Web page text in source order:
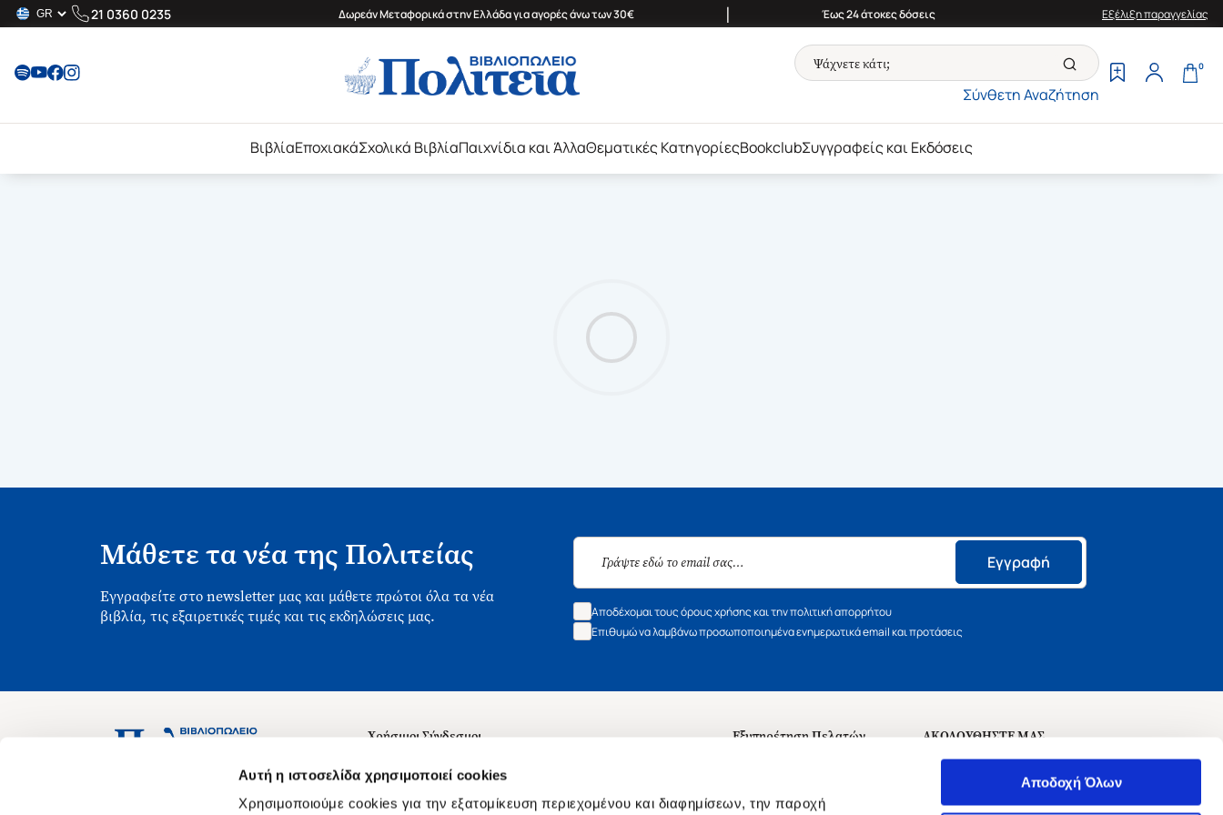
Αυτή η ιστοσελίδα χρησιμοποιεί cookies
Χρησιμοποιούμε cookies για την εξατομίκευση περιεχομένου και διαφημίσεων, την παροχή
Αποδοχή Όλων
21 0360 0235 Δωρεάν Μεταφορικά στην Ελλάδα για αγορές άνω των 30€ | Έως 24 άτοκες δόσεις Εξέλιξη παραγγελίας
Σύνθετη Αναζήτηση
0
ΒιβλίαΕποχιακάΣχολικά ΒιβλίαΠαιχνίδια και ΆλλαΘεματικές ΚατηγορίεςBookclubΣυγγραφείς και Εκδόσεις
Μάθετε τα νέα της Πολιτείας
Εγγραφείτε στο newsletter μας και μάθετε πρώτοι όλα τα νέα
βιβλία, τις εξαιρετικές τιμές και τις εκδηλώσεις μας.
Εγγραφή
Αποδέχομαι τους όρους χρήσης και την πολιτική απορρήτου
Επιθυμώ να λαμβάνω προσωποποιημένα ενημερωτικά email και προτάσεις
Ασκληπιού 1-3, Αθήνα 106 79
Χρήσιμοι Σύνδεσμοι
Σχετικά με εμάς
Θέσεις Εργασίας
Εξυπηρέτηση Πελατών
ΑΚΟΛΟΥΘΗΣΤΕ ΜΑΣ